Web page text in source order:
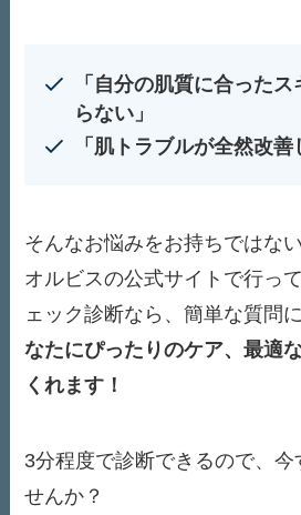
「自分の肌質に合った
らない」
「肌トラブルが全然改善
そんなお悩みをお持ちではな
オルビスの公式サイトで行っ
ェック診断なら、簡単な質問
なたにぴったりのケア、最適
くれます！
3分程度で診断できるので、今
せんか？